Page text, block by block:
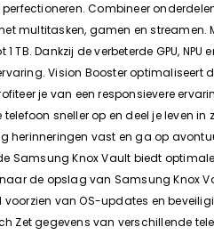
Combineer
multitasken, gamen en streamen.
Dankzij de verbeterde GPU,
Vision Booster
je van een responsievere
sneller op en deel je leven in
herinneringen vast en ga op
Samsung Knox Vault biedt
de opslag van Samsung Knox
van OS-updates en
gegevens van verschillende